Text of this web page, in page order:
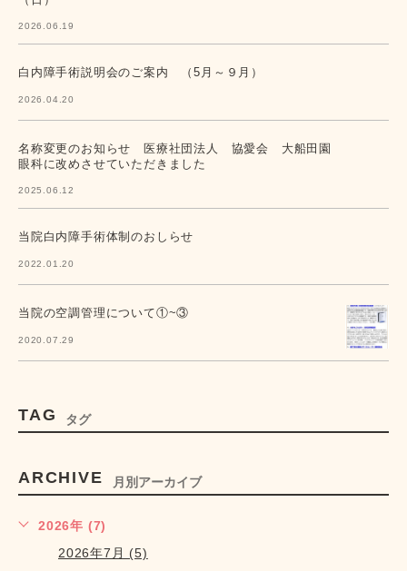
2026.06.19
白内障手術説明会のご案内 （5月～９月）
2026.04.20
名称変更のお知らせ 医療社団法人 協愛会 大船田園
眼科に改めさせていただきました
2025.06.12
当院白内障手術体制のおしらせ
2022.01.20
当院の空調管理について①~③
2020.07.29
TAG タグ
ARCHIVE 月別アーカイブ
2026年 (7)
2026年7月 (5)